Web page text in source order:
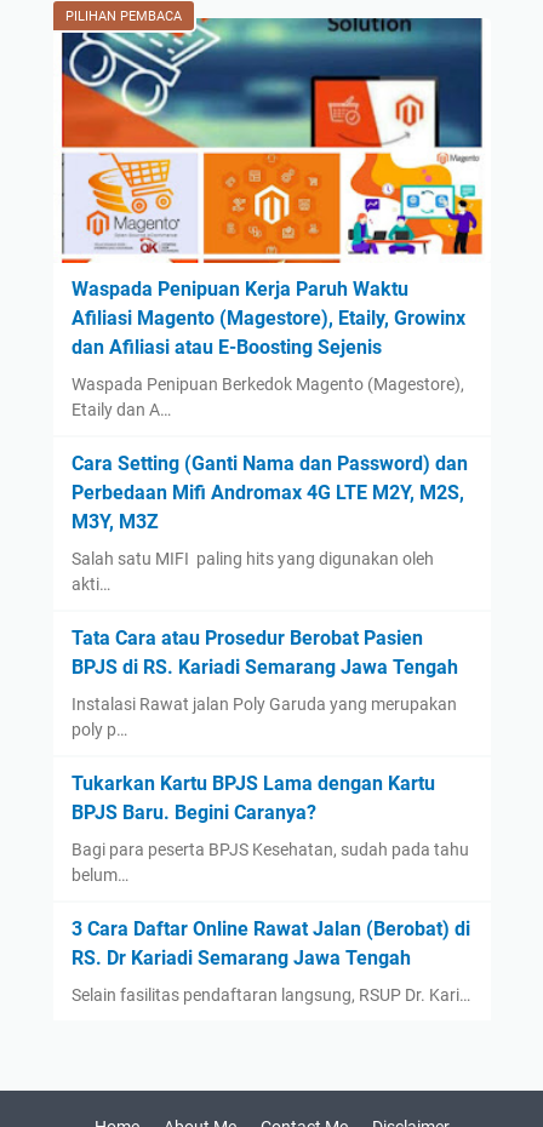
November(2)
October(2)
September(42)
(2)
July(2)
June(1)
May(1)
April
March(1)
February(1)
January (1)
August(1)
January(13)
December
August(1)
(3)
June(1)
April(1)
March(1)
2021(12)
December
(2)
November(1)
September(1)
PILIHAN PEMBACA
Waspada Penipuan Kerja Paruh Waktu
Afiliasi Magento (Magestore), Etaily, Growinx
dan Afiliasi atau E-Boosting Sejenis
Waspada Penipuan Berkedok Magento (Magestore),
Etaily dan A…
Cara Setting (Ganti Nama dan Password) dan
Perbedaan Mifi Andromax 4G LTE M2Y, M2S,
M3Y, M3Z
Salah satu MIFI paling hits yang digunakan oleh
akti…
Tata Cara atau Prosedur Berobat Pasien
BPJS di RS. Kariadi Semarang Jawa Tengah
Instalasi Rawat jalan Poly Garuda yang merupakan
poly p…
Tukarkan Kartu BPJS Lama dengan Kartu
BPJS Baru. Begini Caranya?
Bagi para peserta BPJS Kesehatan, sudah pada tahu
belum…
3 Cara Daftar Online Rawat Jalan (Berobat) di
RS. Dr Kariadi Semarang Jawa Tengah
Selain fasilitas pendaftaran langsung, RSUP Dr. Kari…